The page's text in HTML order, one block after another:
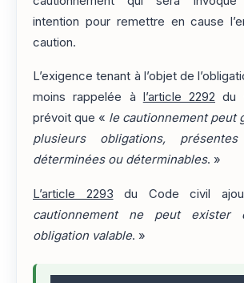
intention pour remettre en cause
caution.
L’exigence tenant à l’objet de
moins rappelée à
l’article 2292 du
prévoit que « le cautionnement peut
plusieurs obligations,
déterminées ou déterminables. »
L’article 2293 du Code civil
cautionnement ne peut
obligation valable. »